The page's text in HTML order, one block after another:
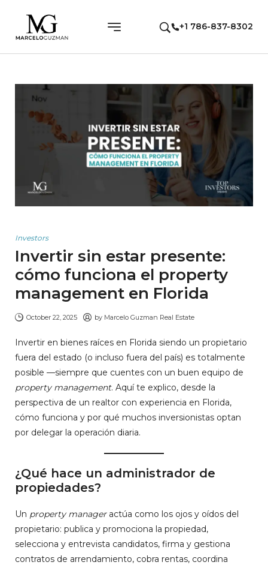
+1 786-837-8302
Investors
Invertir sin estar presente:
cómo funciona el property
management en Florida
October 22, 2025 by Marcelo Guzman Real Estate
Invertir en bienes raíces en Florida siendo un propietario
fuera del estado (o incluso fuera del país) es totalmente
posible —siempre que cuentes con un buen equipo de
property management. Aquí te explico, desde la
perspectiva de un realtor con experiencia en Florida,
cómo funciona y por qué muchos inversionistas optan
por delegar la operación diaria.
¿Qué hace un administrador de
propiedades?
Un property manageractúa como los ojos y oídos del
propietario: publica y promociona la propiedad,
selecciona y entrevista candidatos, firma y gestiona
contratos de arrendamiento, cobra rentas, coordina